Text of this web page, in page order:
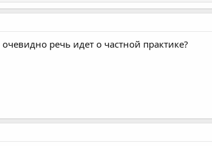
речь идет о частной практике?